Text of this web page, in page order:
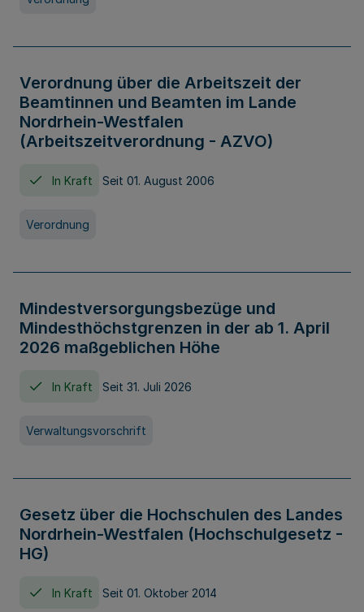
Verordnung über die Arbeitszeit der
Beamtinnen und Beamten im Lande
Nordrhein-Westfalen
(Arbeitszeitverordnung - AZVO)
In Kraft Seit 01. August 2006
Verordnung
Mindestversorgungsbezüge und
Mindesthöchstgrenzen in der ab 1. April
2026 maßgeblichen Höhe
In Kraft Seit 31. Juli 2026
Verwaltungsvorschrift
Gesetz über die Hochschulen des Landes
Nordrhein-Westfalen (Hochschulgesetz -
HG)
In Kraft Seit 01. Oktober 2014